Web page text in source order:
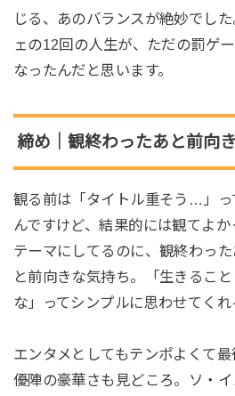
じる、あのバランスが絶妙でし
ェの12回の人生が、ただの罰ゲ
なったんだと思います。
締め｜観終わったあと前向
観る前は「タイトル重そう…」っ
んですけど、結果的には観てよ
テーマにしてるのに、観終わっ
と前向きな気持ち。「生きるこ
な」ってシンプルに思わせてくれ
エンタメとしてもテンポよくて
優陣の豪華さも見どころ。ソ・